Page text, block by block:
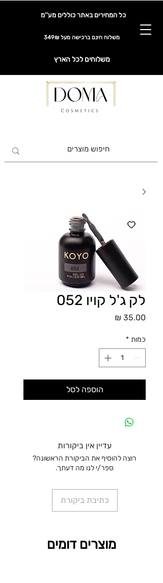
כל המחירים באתר כוללים מע''מ
משלוח חינם ברכישה מעל 349₪
משלוחים לכל הארץ
לק ג'ל קויו 052
כמות *
הוספה לסל
עדיין אין ביקורות
רוצה להוסיף את הביקורת הראשונה?
ספר/י לנו מה דעתך.
כתיבת ביקורת
מוצרים דומים